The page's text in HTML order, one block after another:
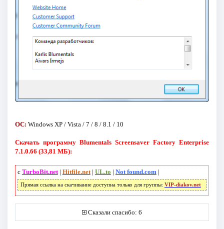
ОС: Windows XP / Vista / 7 / 8 / 8.1 / 10
Скачать программу Blumentals Screensaver Factory Enterprise
7.1.0.66 (33,81 МБ):
с TurboBit.net| Hitfile.net| UL.to | Not found.com |
Прямая ссылка на скачивание доступна только для группы: VIP-diakov.net
Сказали спасибо: 6